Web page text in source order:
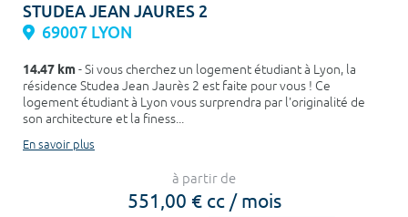
STUDEA JEAN JAURES 2
69007 LYON
14.47 km- Si vous cherchez un logement étudiant à Lyon, la
résidence Studea Jean Jaurès 2 est faite pour vous ! Ce
logement étudiant à Lyon vous surprendra par l'originalité de
son architecture et la finess...
En savoir plus
à partir de
551,00 € cc / mois